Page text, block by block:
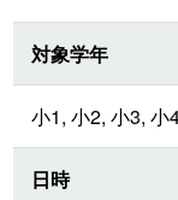
対象学年
小1, 小2, 小3, 小
日時